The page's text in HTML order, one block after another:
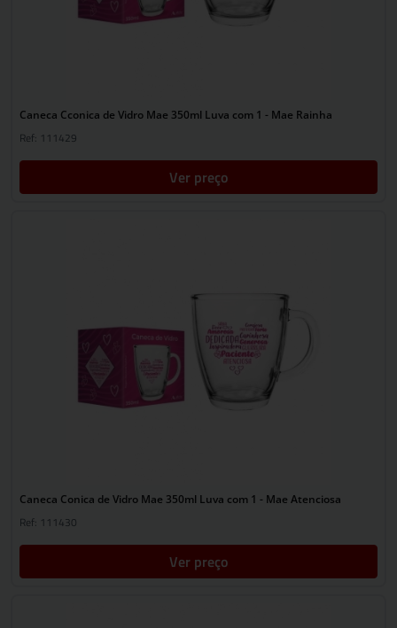
Caneca Cconica de Vidro Mae 350ml Luva com 1 - Mae Rainha
Ref: 111429
Ver preço
Caneca Conica de Vidro Mae 350ml Luva com 1 - Mae Atenciosa
Ref: 111430
Ver preço